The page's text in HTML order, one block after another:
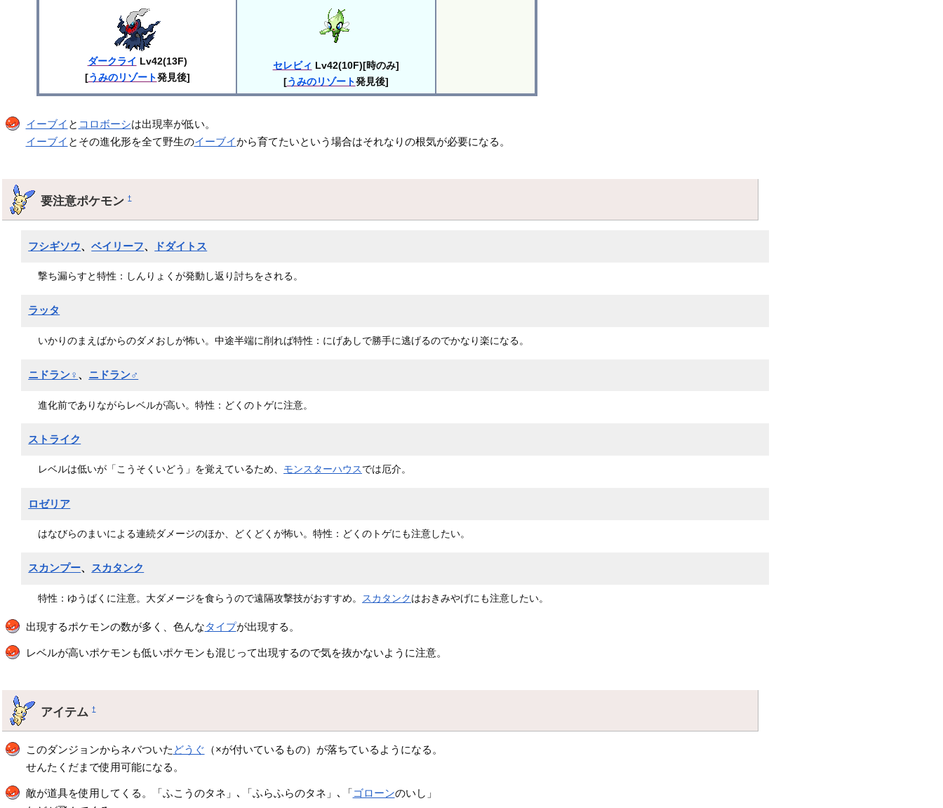
ダークライ Lv42(13F)
[うみのリゾート発見後]
セレビィ Lv42(10F)[時のみ]
[うみのリゾート発見後]
イーブイ と コロボーシは出現率が低い。
イーブイ とその進化形を全て野生のイーブイから育てたいという場合はそれなりの根気が必要になる。
要注意ポケモン†
フシギソウ、ベイリーフ、 ドダイトス
撃ち漏らすと特性：しんりょくが発動し返り討ちをされる。
ラッタ
いかりのまえばからのダメおしが怖い。中途半端に削れば特性：にげあしで勝手に逃げるのでかなり楽になる。
ニドラン♀ 、 ニドラン♂
進化前でありながらレベルが高い。特性：どくのトゲに注意。
ストライク
レベルは低いが「こうそくいどう」を覚えているため、 モンスターハウスでは厄介。
ロゼリア
はなびらのまいによる連続ダメージのほか、どくどくが怖い。特性：どくのトゲにも注意したい。
スカンプー、 スカタンク
特性：ゆうばくに注意。大ダメージを食らうので遠隔攻撃技がおすすめ。 スカタンクはおきみやげにも注意したい。
出現するポケモンの数が多く、色んなタイプが出現する。
レベルが高いポケモンも低いポケモンも混じって出現するので気を抜かないように注意。
アイテム†
このダンジョンからネバついた どうぐ （×が付いているもの）が落ちているようになる。
せんたくだまで使用可能になる。
敵が道具を使用してくる。「ふこうのタネ」､「ふらふらのタネ」､「ゴローンのいし」